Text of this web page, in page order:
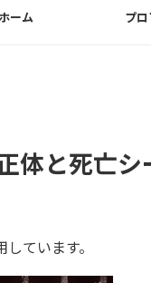
ホーム プ
体と死亡
ています。